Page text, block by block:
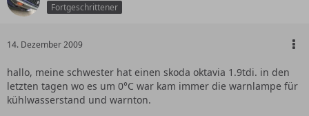
Fortgeschrittener
14. Dezember 2009
hallo, meine schwester hat einen skoda oktavia 1.9tdi. in den
letzten tagen wo es um 0°C war kam immer die warnlampe für
kühlwasserstand und warnton.